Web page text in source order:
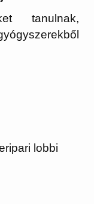
tanulnak,
lobbi